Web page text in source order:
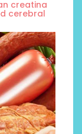
creatina
cerebral